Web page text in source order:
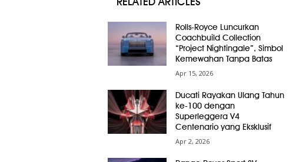
Rolls-Royce Luncurkan
Coachbuild Collection
“Project Nightingale”, Simbol
Kemewahan Tanpa Batas
Apr 15, 2026
Ducati Rayakan Ulang Tahun
ke-100 dengan
Superleggera V4
Centenario yang Eksklusif
Apr 2, 2026